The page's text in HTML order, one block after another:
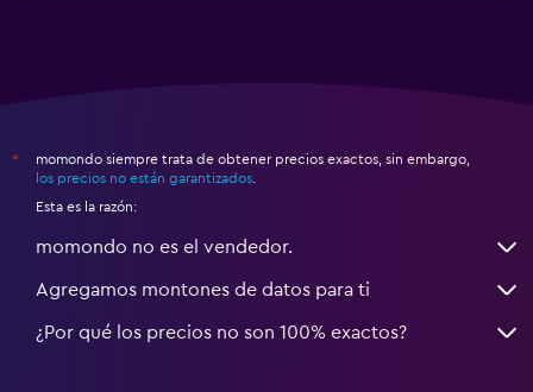
*
momondo siempre trata de obtener precios exactos, sin embargo,
los precios no están garantizados
Esta es la razón:
momondo no es el vendedor.
Agregamos montones de datos para ti
¿Por qué los precios no son 100% exactos?